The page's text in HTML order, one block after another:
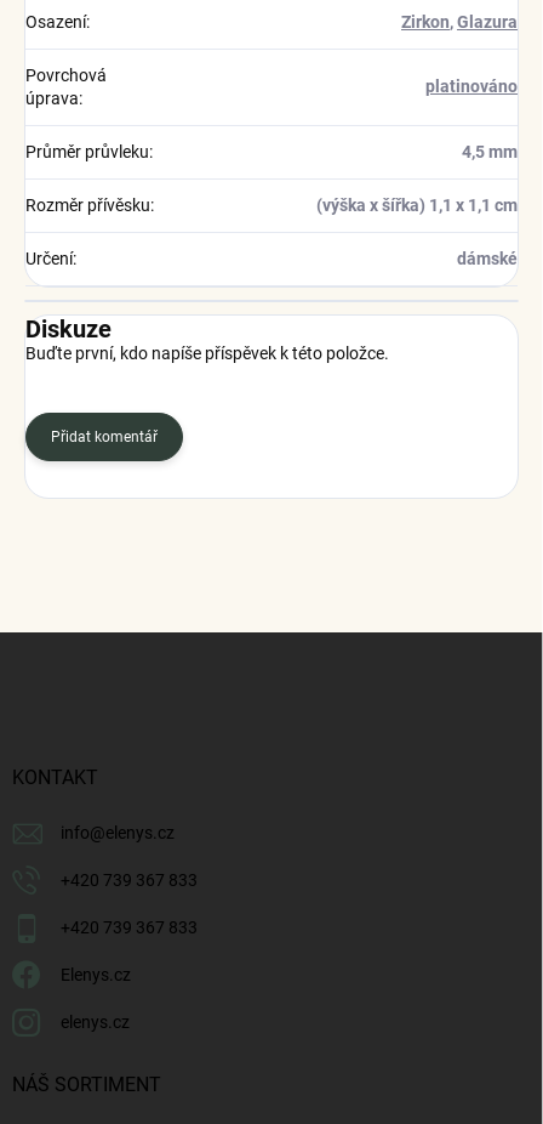
Osazení: Zirkon,Glazura
Povrchová
úprava:
platinováno
Průměr průvleku: 4,5 mm
Rozměr přívěsku: (výška x šířka) 1,1 x 1,1 cm
Určení: dámské
Diskuze
Buďte první, kdo napíše příspěvek k této položce.
Přidat komentář
KONTAKT
info@elenys.cz
+420 739 367 833
+420 739 367 833
Elenys.cz
elenys.cz
NÁŠ SORTIMENT